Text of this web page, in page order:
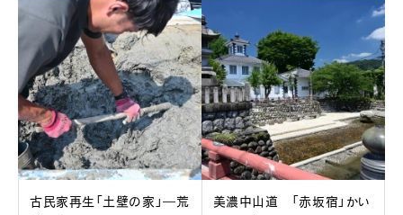
古民家再生「土壁の家」―荒
美濃中山道 「赤坂宿」かい